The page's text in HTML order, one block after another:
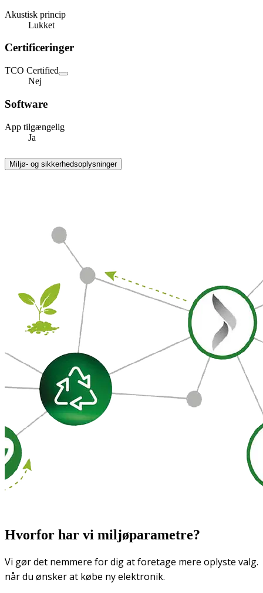
Akustisk princip
Lukket
Certificeringer
TCO Certified
Nej
Software
App tilgængelig
Ja
Miljø- og sikkerhedsoplysninger
Hvorfor har vi miljøparametre?
Vi gør det nemmere for dig at foretage mere oplyste valg.
når du ønsker at købe ny elektronik.